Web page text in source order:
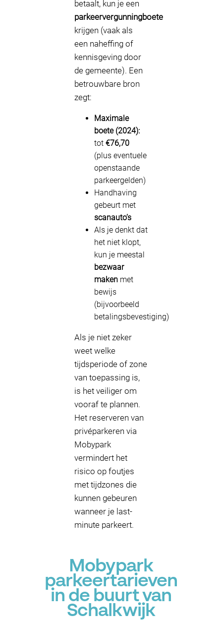
betaalt, kun je een
parkeervergunningboete
krijgen (vaak als
een naheffing of
kennisgeving door
de gemeente). Een
betrouwbare bron
zegt:
Maximale
boete (2024):
tot €76,70
(plus eventuele
openstaande
parkeergelden)
Handhaving
gebeurt met
scanauto’s
Als je denkt dat
het niet klopt,
kun je meestal
bezwaar
maken met
bewijs
(bijvoorbeeld
betalingsbevestiging)
Als je niet zeker
weet welke
tijdsperiode of zone
van toepassing is,
is het veiliger om
vooraf te plannen.
Het reserveren van
privéparkeren via
Mobypark
vermindert het
risico op foutjes
met tijdzones die
kunnen gebeuren
wanneer je last-
minute parkeert.
Mobypark
parkeertarieven
in de buurt van
Schalkwijk